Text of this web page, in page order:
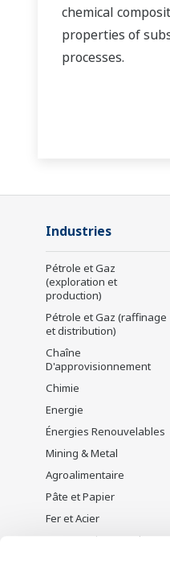
chemical
properties of
processes.
Industries
Pétrole et Gaz
(exploration et
production)
Pétrole et Gaz (raffinage
et distribution)
Chaîne
D'approvisionnement
Chimie
Energie
Énergies Renouvelables
Mining & Metal
Agroalimentaire
Pâte et Papier
Fer et Acier
Eau et Traitement des